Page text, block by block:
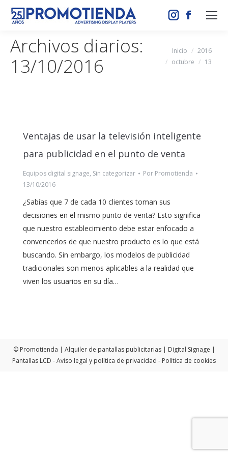
Instagram
opens
in
Facebook
opens
in
Archivos diarios:
13/10/2016
Estás aquí:
Inicio
2016
octubre
13
Ventajas de usar la televisión inteligente
para publicidad en el punto de venta
Equipos digital signage, Sin categorizar Por Promotienda
13/10/2016
¿Sabías que 7 de cada 10 clientes toman sus
decisiones en el mismo punto de venta? Esto significa
que nuestro establecimiento debe estar enfocado a
convencerlos de que nuestro producto es lo que está
buscando. Sin embargo, los modelos de publicidad
tradicionales son menos aplicables a la realidad que
viven los usuarios en su día…
© Promotienda | Alquiler de pantallas publicitarias | Digital Signage |
Pantallas LCD -Aviso legal y política de privacidad - Política de cookies